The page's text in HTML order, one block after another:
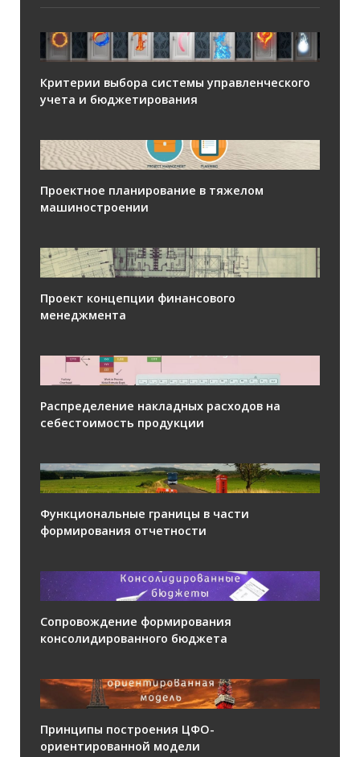
Критерии выбора системы управленческого
учета и бюджетирования
Проектное планирование в тяжелом
машиностроении
Проект концепции финансового
менеджмента
Распределение накладных расходов на
себестоимость продукции
Функциональные границы в части
формирования отчетности
Сопровождение формирования
консолидированного бюджета
Принципы построения ЦФО-
ориентированной модели